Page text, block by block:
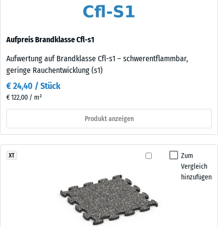
Aufpreis Brandklasse Cfl-s1
Aufwertung auf Brandklasse Cfl-s1 – schwerentflammbar,
geringe Rauchentwicklung (s1)
€ 24,40 / Stück
€ 122,00 / m²
Produkt anzeigen
Zum
Vergleich
hinzufügen
XT